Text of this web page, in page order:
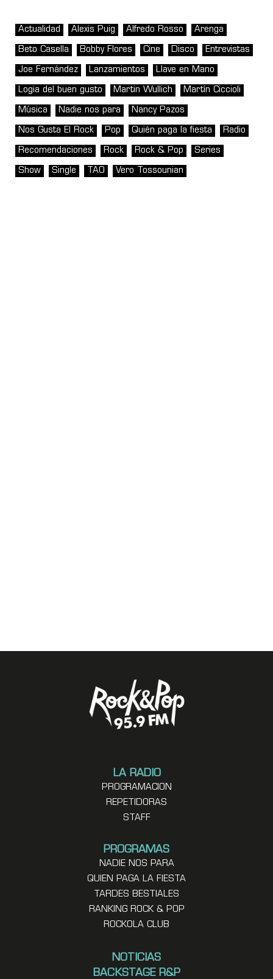
Actualidad Alexis Puig Alfredo Rosso Arenga
Beto Casella Bobby Flores Cine Disco Entrevistas
Joe Fernández Lanzamientos Llave en Mano
Logia del buen gusto Martin Wullich Martín Ciccioli
Música Nadie nos para Nancy Pazos
Nos Gusta El Rock Pop Quién paga la fiesta Radio
Recomendaciones Rock Rock & Pop Series
Show Single TAO Vero Tossounian
LA RADIO
PROGRAMACION
REPETIDORAS
STAFF
PROGRAMAS
NADIE NOS PARA
QUIEN PAGA LA FIESTA
TARDES BESTIALES
RANKING ROCK & POP
ROCKOLA CLUB
NOTICIAS
BACKSTAGE R&P